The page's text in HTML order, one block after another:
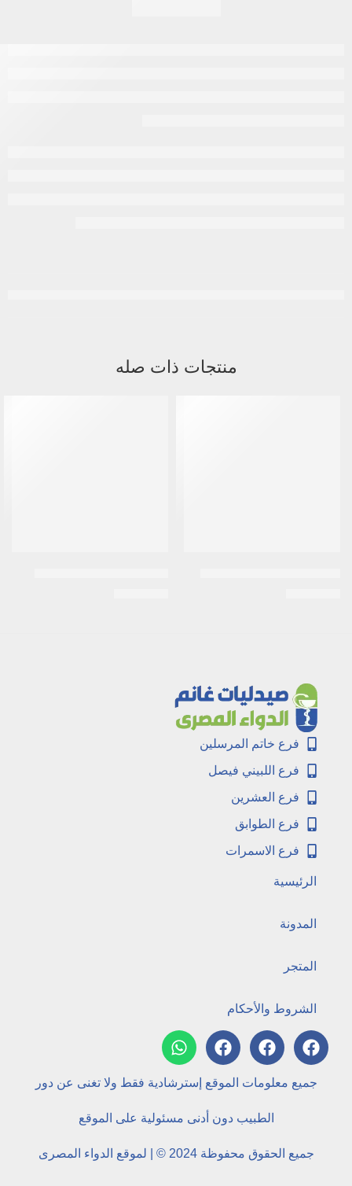
منتجات ذات صله
فرع خاتم المرسلين
فرع اللبيني فيصل
فرع العشرين
فرع الطوابق
فرع الاسمرات
الرئيسية
المدونة
المتجر
الشروط والأحكام
جميع معلومات الموقع إسترشادية فقط ولا تغنى عن دور
الطبيب دون أدنى مسئولية على الموقع
جميع الحقوق محفوظة 2024 © | لموقع الدواء المصرى